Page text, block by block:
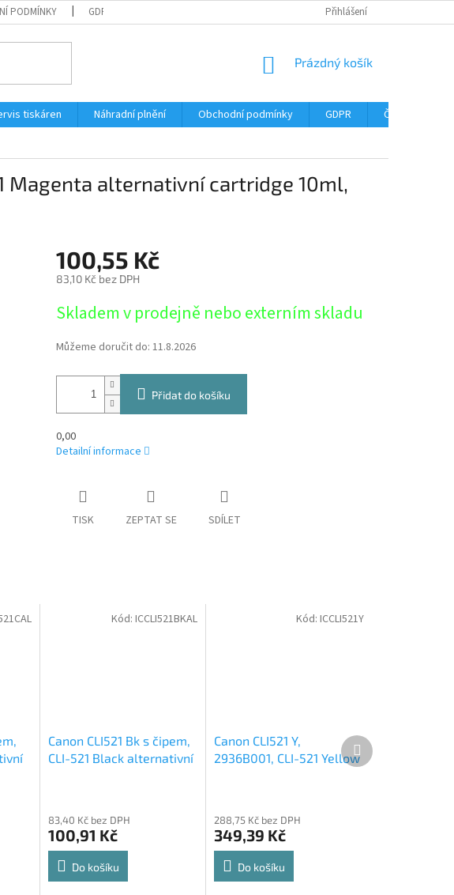
PODMÍNKY GDPR SERVIS TISKÁREN
Přihlášení
NÁKUPNÍ
Prázdný košík
tiskáren Náhradní plnění Obchodní podmínky GDPR
Časté dotazy
Magenta alternativní cartridge 10ml,
100,55 Kč
83,10 Kč bez DPH
cena:
Skladem v prodejně nebo externím skladu
Můžeme doručit do: 11.8.2026
Přidat do košíku
0,00
Detailní informace
TISK ZEPTAT SE SDÍLET
Canon CLI521 Bk s čipem,
CLI-521 Black alternativní
83,40 Kč bez DPH
100,91 Kč
Do košíku
Kód:ICCLI521BKAL
Canon CLI521 Y,
2936B001, CLI-521 Yellow
288,75 Kč bez DPH
349,39 Kč
Do košíku
Kód: ICCLI521Y
Další
produkt